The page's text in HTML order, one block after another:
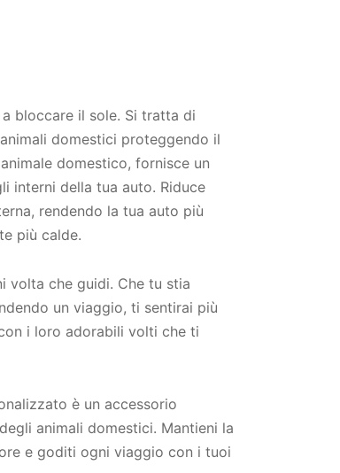
bloccare il sole. Si tratta di
domestici proteggendo il
domestico, fornisce un
interni della tua auto. Riduce
rendendo la tua auto più
più calde.
volta che guidi. Che tu stia
un viaggio, ti sentirai più
i loro adorabili volti che ti
è un accessorio
animali domestici. Mantieni la
e goditi ogni viaggio con i tuoi